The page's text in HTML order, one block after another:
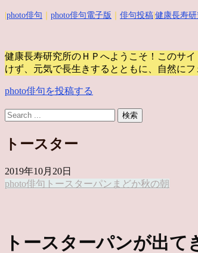
photo俳句 photo俳句電子版 俳句投稿 健康長寿
健康長寿研究所のＨＰへようこそ！このサ
けず、元気で長生きするとともに、自然に
photo俳句を投稿する
トースター
2019年10月20日
photo俳句 トースターパン まどか秋の朝
トースターパンが出て